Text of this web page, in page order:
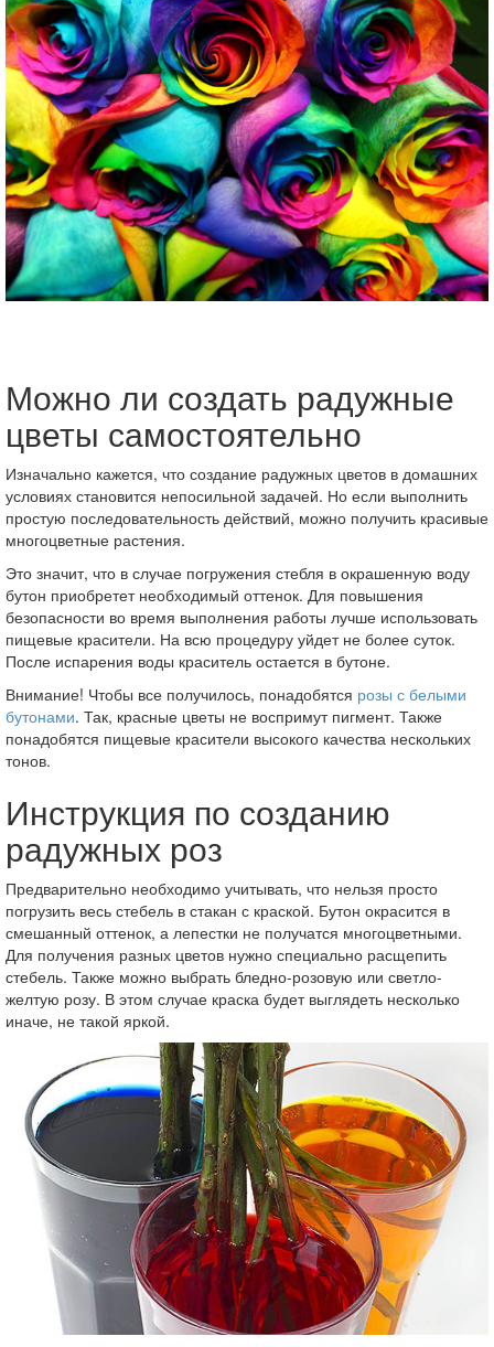
Можно ли создать радужные
цветы самостоятельно
Изначально кажется, что создание радужных цветов в домашних
условиях становится непосильной задачей. Но если выполнить
простую последовательность действий, можно получить красивые
многоцветные растения.
Это значит, что в случае погружения стебля в окрашенную воду
бутон приобретет необходимый оттенок. Для повышения
безопасности во время выполнения работы лучше использовать
пищевые красители. На всю процедуру уйдет не более суток.
После испарения воды краситель остается в бутоне.
Внимание! Чтобы все получилось, понадобятся розы с белыми
бутонами. Так, красные цветы не воспримут пигмент. Также
понадобятся пищевые красители высокого качества нескольких
тонов.
Инструкция по созданию
радужных роз
Предварительно необходимо учитывать, что нельзя просто
погрузить весь стебель в стакан с краской. Бутон окрасится в
смешанный оттенок, а лепестки не получатся многоцветными.
Для получения разных цветов нужно специально расщепить
стебель. Также можно выбрать бледно-розовую или светло-
желтую розу. В этом случае краска будет выглядеть несколько
иначе, не такой яркой.